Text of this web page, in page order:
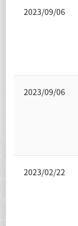
2023/09/06
2023/09/06
2023/02/22